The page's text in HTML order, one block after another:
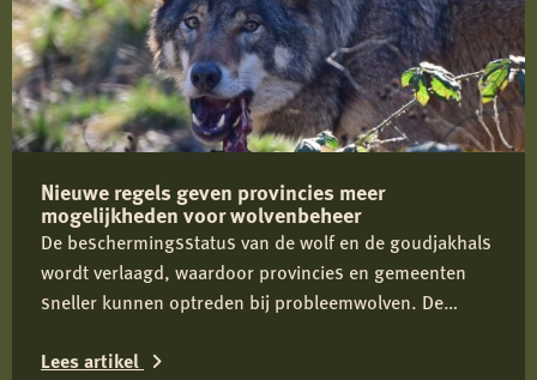
Nieuwe regels geven provincies meer
mogelijkheden voor wolvenbeheer
De beschermingsstatus van de wolf en de goudjakhals
wordt verlaagd, waardoor provincies en gemeenten
sneller kunnen optreden bij probleemwolven. De
proactief beheer om conflicten tussen mens en wolf te
Lees artikel